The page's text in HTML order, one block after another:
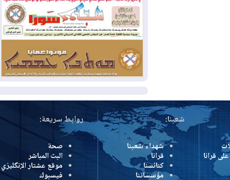
2026-08-02
مشروع "حسابي" يُمهل
الموظفين حتى نهاية أغسطس لاستلام
بطاقاتهم المصرفية
2026-08-02دمشق وعمّان تحذران بغداد:
أي هجوم من أراضي العراق سيواجه برد
المزيد
شعبنا:
شهداء شعبنا
قرانا
كنائسنا
مؤسساتنا
روابط سريعة:
صحة
البث المباشر
موقع عشتار الإنگليزي
فيسبوك